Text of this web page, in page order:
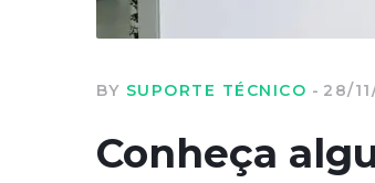
BY SUPORTE TÉCNICO 28/
Conheça